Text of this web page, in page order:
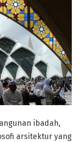
ibadah,
arsitektur yang